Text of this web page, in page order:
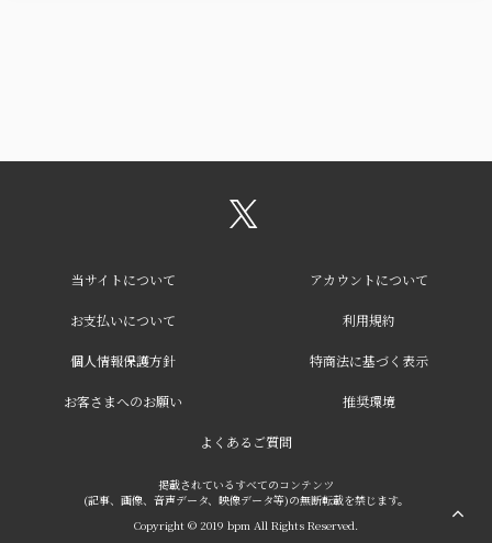
当サイトについて アカウントについて
お支払いについて 利用規約
個人情報保護方針 特商法に基づく表示
お客さまへのお願い 推奨環境
よくあるご質問
掲載されているすべてのコンテンツ
(記事、画像、音声データ、映像データ等)の無断転載を禁じます。
Copyright © 2019 bpm All Rights Reserved.